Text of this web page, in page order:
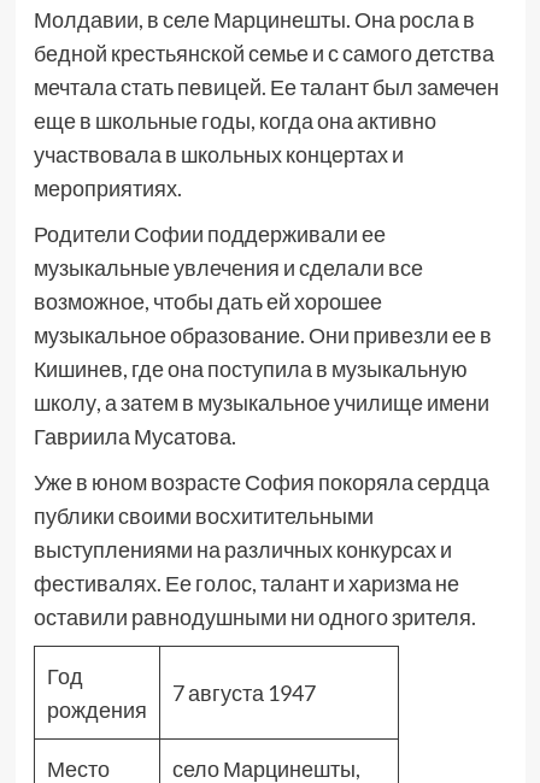
Молдавии, в селе Марцинешты. Она росла в
бедной крестьянской семье и с самого детства
мечтала стать певицей. Ее талант был замечен
еще в школьные годы, когда она активно
участвовала в школьных концертах и
мероприятиях.
Родители Софии поддерживали ее
музыкальные увлечения и сделали все
возможное, чтобы дать ей хорошее
музыкальное образование. Они привезли ее в
Кишинев, где она поступила в музыкальную
школу, а затем в музыкальное училище имени
Гавриила Мусатова.
Уже в юном возрасте София покоряла сердца
публики своими восхитительными
выступлениями на различных конкурсах и
фестивалях. Ее голос, талант и харизма не
оставили равнодушными ни одного зрителя.
Год
рождения
7 августа 1947
Место
село Марцинешты,